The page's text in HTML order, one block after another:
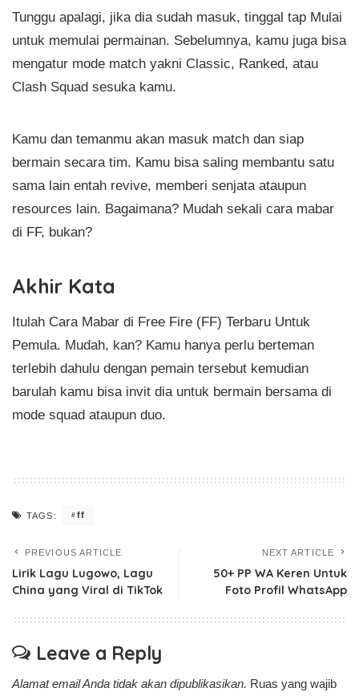
Tunggu apalagi, jika dia sudah masuk, tinggal tap Mulai
untuk memulai permainan. Sebelumnya, kamu juga bisa
mengatur mode match yakni Classic, Ranked, atau
Clash Squad sesuka kamu.
Kamu dan temanmu akan masuk match dan siap
bermain secara tim. Kamu bisa saling membantu satu
sama lain entah revive, memberi senjata ataupun
resources lain. Bagaimana? Mudah sekali cara mabar
di FF, bukan?
Akhir Kata
Itulah Cara Mabar di Free Fire (FF) Terbaru Untuk
Pemula. Mudah, kan? Kamu hanya perlu berteman
terlebih dahulu dengan pemain tersebut kemudian
barulah kamu bisa invit dia untuk bermain bersama di
mode squad ataupun duo.
TAGS: ff
PREVIOUS ARTICLE
Lirik Lagu Lugowo, Lagu
China yang Viral di TikTok
NEXT ARTICLE
50+ PP WA Keren Untuk
Foto Profil WhatsApp
Leave a Reply
Alamat email Anda tidak akan dipublikasikan. Ruas yang wajib